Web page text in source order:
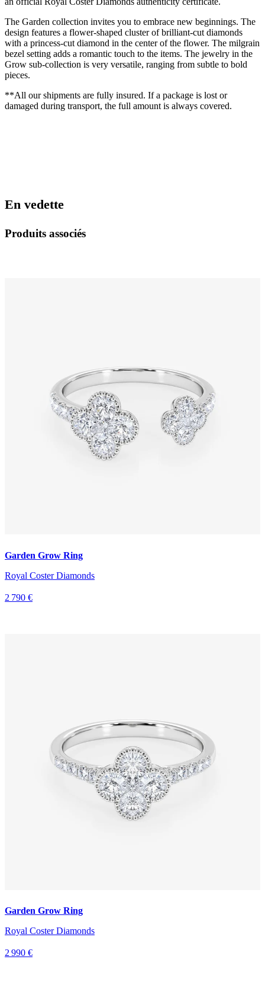
The Garden collection invites you to embrace new beginnings. The
design features a flower-shaped cluster of brilliant-cut diamonds
with a princess-cut diamond in the center of the flower. The milgrain
bezel setting adds a romantic touch to the items. The jewelry in the
Grow sub-collection is very versatile, ranging from subtle to bold
pieces.
**All our shipments are fully insured. If a package is lost or
damaged during transport, the full amount is always covered.
En vedette
Produits associés
Garden Grow Ring
Royal Coster Diamonds
2 790 €
Garden Grow Ring
Royal Coster Diamonds
2 990 €